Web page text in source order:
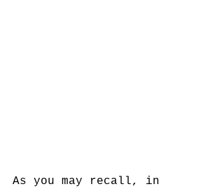
As you may recall, in